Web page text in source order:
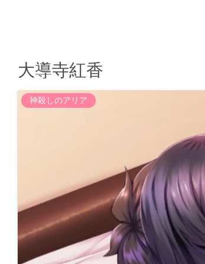
大導寺紅香
神殺しのアリア